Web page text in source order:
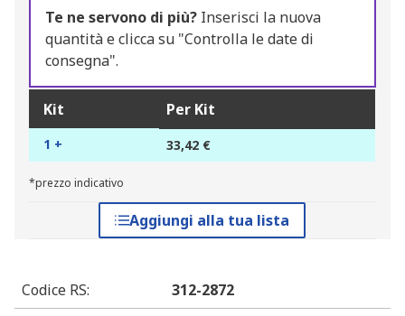
Te ne servono di più? Inserisci la nuova
quantità e clicca su "Controlla le date di
consegna".
Kit Per Kit
1 + 33,42 €
*prezzo indicativo
Aggiungi alla tua lista
Codice RS:
312-2872